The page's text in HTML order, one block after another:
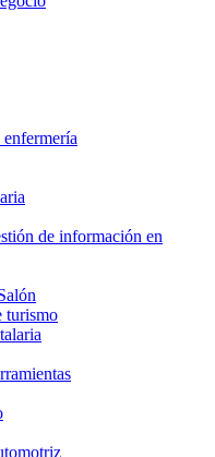
de información en
turismo